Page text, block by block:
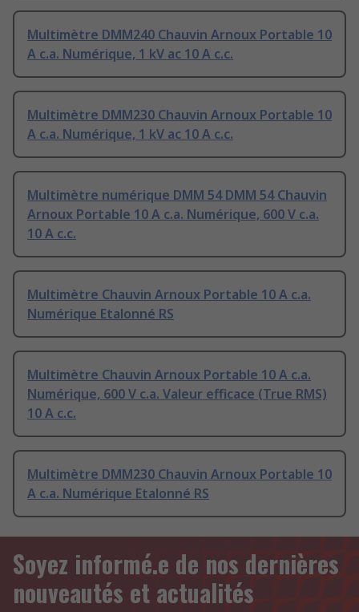
Multimètre DMM240 Chauvin Arnoux Portable 10
A c.a. Numérique, 1 kV ac 10 A c.c.
Multimètre DMM230 Chauvin Arnoux Portable 10
A c.a. Numérique, 1 kV ac 10 A c.c.
Multimètre numérique DMM 54 DMM 54 Chauvin
Arnoux Portable 10 A c.a. Numérique, 600 V c.a.
10 A c.c.
Multimètre Chauvin Arnoux Portable 10 A c.a.
Numérique Etalonné RS
Multimètre Chauvin Arnoux Portable 10 A c.a.
Numérique, 600 V c.a. Valeur efficace (True RMS)
10 A c.c.
Multimètre DMM230 Chauvin Arnoux Portable 10
A c.a. Numérique Etalonné RS
Soyez informé.e de nos dernières
nouveautés et actualités